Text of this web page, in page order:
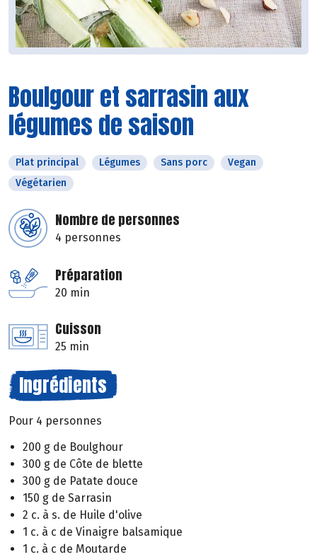
Boulgour et sarrasin aux
légumes de saison
Plat principal Légumes Sans porc
Vegan
Végétarien
Nombre de personnes
4 personnes
Préparation
20 min
Cuisson
25 min
Ingrédients
Pour 4 personnes
200 g de Boulghour
300 g de Côte de blette
300 g de Patate douce
150 g de Sarrasin
2 c. à s. de Huile d'olive
1 c. à c de Vinaigre balsamique
1 c. à c de Moutarde